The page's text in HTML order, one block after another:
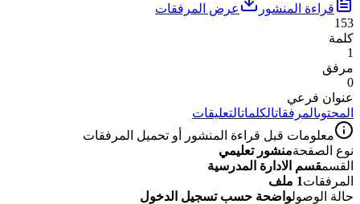
قراءة المنشور
عرض المرفقات
153
كلمة
1
مرفق
0
عنوان فرعي
المحتوىالمرفقاتالكلماتالتعليقات
معلومات قبل قراءة المنشور أو تحميل المرفقات
نوع الصفحةمنشور تعليمي
القسمقسم الادارة المدرسية
المرفقات1 ملف
حالة الوصولواضحة حسب تسجيل الدخول